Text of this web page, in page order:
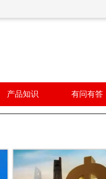
产品知识 有问有答